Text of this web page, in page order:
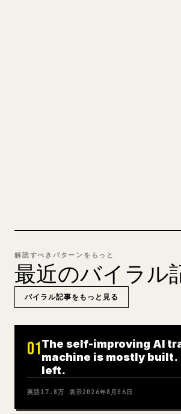
解読すべきパターンをもっと
最近のバイラル
バイラル記事をもっと見る
01The self-improving AI
machine is mostly built.
left.
英語17.8万 表示2026年8月06日